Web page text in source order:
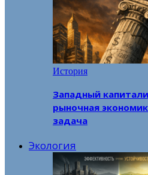
История
Западный
рыночная
задача
Экология